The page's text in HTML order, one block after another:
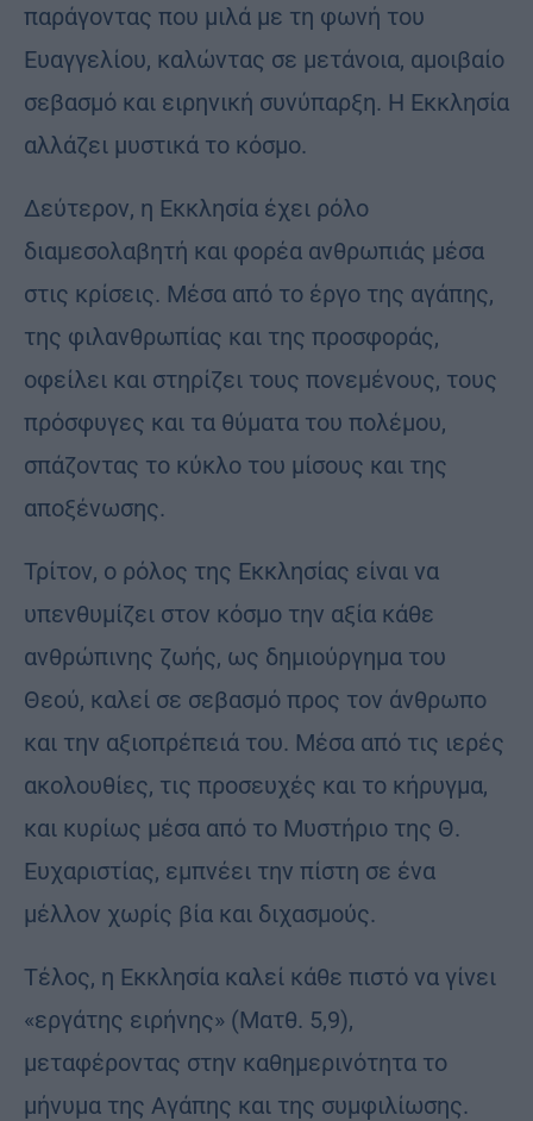
παράγοντας που μιλά με τη φωνή του
Ευαγγελίου, καλώντας σε μετάνοια, αμοιβαίο
σεβασμό και ειρηνική συνύπαρξη. Η Εκκλησία
αλλάζει μυστικά το κόσμο.
Δεύτερον, η Εκκλησία έχει ρόλο
διαμεσολαβητή και φορέα ανθρωπιάς μέσα
στις κρίσεις. Μέσα από το έργο της αγάπης,
της φιλανθρωπίας και της προσφοράς,
οφείλει και στηρίζει τους πονεμένους, τους
πρόσφυγες και τα θύματα του πολέμου,
σπάζοντας το κύκλο του μίσους και της
αποξένωσης.
Τρίτον, ο ρόλος της Εκκλησίας είναι να
υπενθυμίζει στον κόσμο την αξία κάθε
ανθρώπινης ζωής, ως δημιούργημα του
Θεού, καλεί σε σεβασμό προς τον άνθρωπο
και την αξιοπρέπειά του. Μέσα από τις ιερές
ακολουθίες, τις προσευχές και το κήρυγμα,
και κυρίως μέσα από το Μυστήριο της Θ.
Ευχαριστίας, εμπνέει την πίστη σε ένα
μέλλον χωρίς βία και διχασμούς.
Τέλος, η Εκκλησία καλεί κάθε πιστό να γίνει
«εργάτης ειρήνης» (Ματθ. 5,9),
μεταφέροντας στην καθημερινότητα το
μήνυμα της Αγάπης και της συμφιλίωσης.